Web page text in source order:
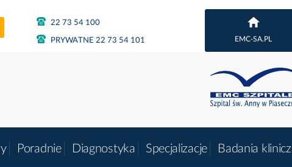
22 73 54 100
PRYWATNE 22 73 54 101 EMC-SA.PL
Poradnie Diagnostyka Specjalizacje Badania